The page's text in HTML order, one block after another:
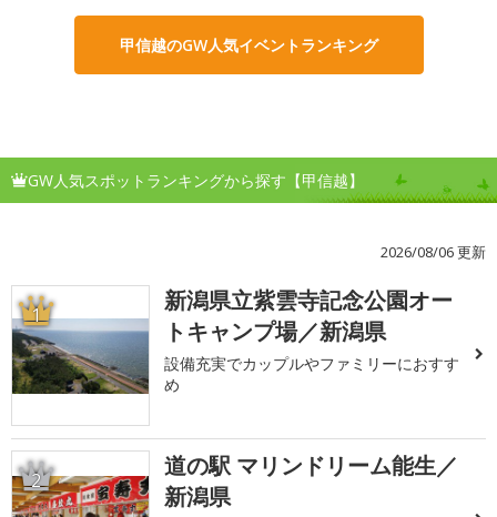
甲信越のGW人気イベントランキング
GW人気スポットランキングから探す【甲信越】
2026/08/06 更新
1
新潟県立紫雲寺記念公園オー
トキャンプ場／新潟県
設備充実でカップルやファミリーにおすす
め
2
道の駅 マリンドリーム能生／
新潟県